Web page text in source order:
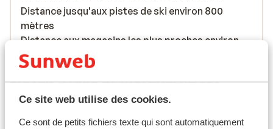
Ce site web utilise des cookies.
Ce sont de petits fichiers texte qui sont automatiquement
Distance jusqu'aux pistes de ski environ 800
mètres
Distance aux magasins les plus proches environ
800 mètres
Forfait, cours et matériel de ski